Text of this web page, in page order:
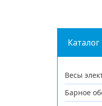
Весы
Барное